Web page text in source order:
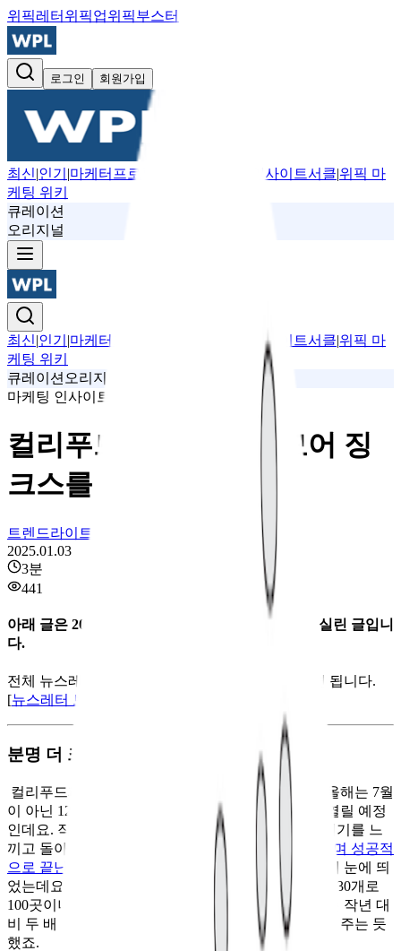
위픽레터 위픽업위픽부스터
로그인 회원가입
최신|인기 |마케터프로필 위픽 인사이트서클|위픽 마
케팅 위키
큐레이션
오리지널
최신|인기 |마케터프로필 위픽 인사이트서클|위픽 마
케팅 위키
큐레이션 오리지널
마케팅 인사이트
컬리푸드페스타, 소포모어 징
크스를 극복하려면
트렌드라이트
2025.01.03
3분
441
아래 글은 2024년 12월 25일에 발행된 뉴스레터에 실린 글입니
다.
전체 뉴스레터를 보시려면 옆의 링크를 클릭하시면 됩니다.
[뉴스레터 보러 가기
분명 더 크고 화려해지긴 했습니다
컬리푸드페스타가 어느덧 2회 차를 맞이했습니다. 올해는 7월
이 아닌 12월로 시기를 옮기며, 앞으로 매년 겨울에 열릴 예정
인데요. 작년에 이어 올해도 현장을 직접 방문해 분위기를 느
끼고 돌아왔습니다. 무엇보다
첫 행사가 호평을 받으며 성공적
으로 끝난 만큼
, 이번에는 규모를 크게 키운 점이 특히 눈에 띄
었는데요. 참여 브랜드 수가 작년 130개에서 올해는 230개로
100곳이나 늘었다고 합니다. 특히 대형 브랜드 부스는 작년 대
비 두 배 이상 증가한 것은 컬리의 브랜드 파워를 보여주는 듯
했죠.